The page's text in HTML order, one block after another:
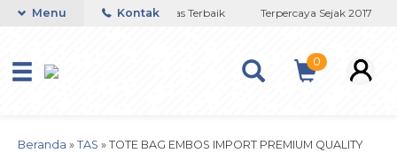
Toko Titanium Lapisan Emas Terbaik Terpercaya Sejak 2017
Menu Kontak
0
Beranda » TAS » TOTE BAG EMBOS IMPORT PREMIUM QUALITY